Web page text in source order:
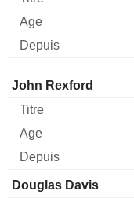
Administrateur
John Rexford
Douglas Davis